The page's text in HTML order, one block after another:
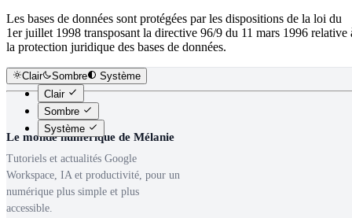
Les bases de données sont protégées par les dispositions de la loi du
1er juillet 1998 transposant la directive 96/9 du 11 mars 1996 relative
la protection juridique des bases de données.
Clair Sombre
Système
Clair
Sombre
Système
Le monde numérique de Mélanie
Tutoriels et actualités Google
Workspace, IA et productivité, pour un
numérique plus simple et plus
accessible.